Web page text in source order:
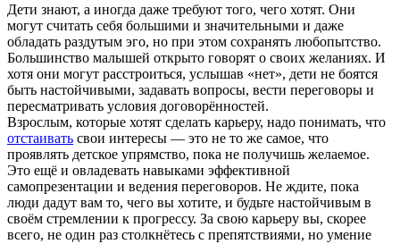
Дети знают, а иногда даже требуют того, чего хотят. Они
могут считать себя большими и значительными и даже
обладать раздутым эго, но при этом сохранять любопытство.
Большинство малышей открыто говорят о своих желаниях. И
хотя они могут расстроиться, услышав «нет», дети не боятся
быть настойчивыми, задавать вопросы, вести переговоры и
пересматривать условия договорённостей.
Взрослым, которые хотят сделать карьеру, надо понимать, что
отстаивать свои интересы — это не то же самое, что
проявлять детское упрямство, пока не получишь желаемое.
Это ещё и овладевать навыками эффективной
самопрезентации и ведения переговоров. Не ждите, пока
люди дадут вам то, чего вы хотите, и будьте настойчивым в
своём стремлении к прогрессу. За свою карьеру вы, скорее
всего, не один раз столкнётесь с препятствиями, но умение